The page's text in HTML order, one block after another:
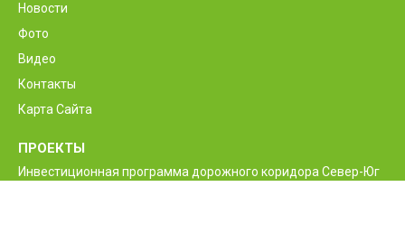
Новости
Фото
Видео
Контакты
Карта Сайта
ПРОЕКТЫ
Инвестиционная программа дорожного коридора Север-Юг